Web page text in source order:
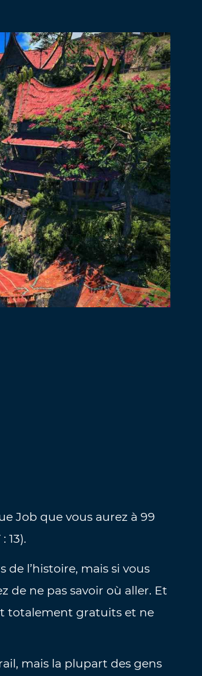
Job que vous aurez à 99
13).
l’histoire, mais si vous
de ne pas savoir où aller. Et
totalement gratuits et ne
mais la plupart des gens